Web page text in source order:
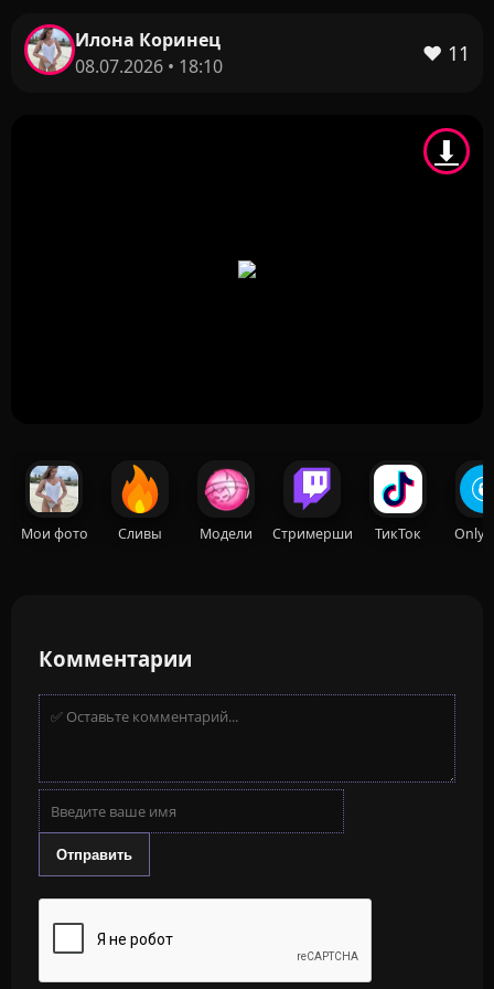
Илона Коринец
08.07.2026 • 18:10
❤️ 11
⬇
Мои фото Сливы Модели Стримерши ТикТок
Комментарии